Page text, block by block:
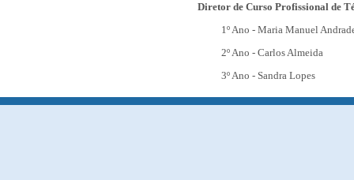
Diretor de Curso Profissional de
1º Ano - Maria Manuel
2º Ano - Carlos Almeida
3º Ano - Sandra Lopes